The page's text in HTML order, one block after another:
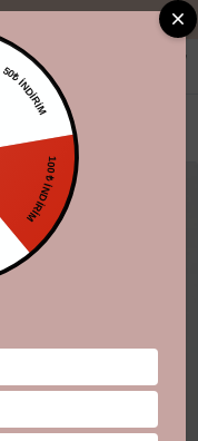
"Aynı gün
50₺ İNDİRİM
100 ₺ İNDİRİM